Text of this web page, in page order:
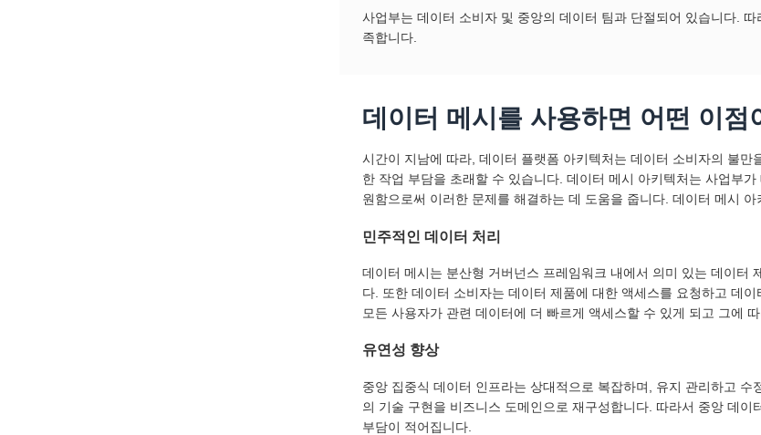
사업부는 데이터 소비자 및 중앙의 데이터 팀과 단절되어 있습니다.
족합니다.
데이터 메시를 사용하면 어떤 이점
시간이 지남에 따라, 데이터 플랫폼 아키텍처는 데이터 소비자의 불
한 작업 부담을 초래할 수 있습니다. 데이터 메시 아키텍처는 사업부
원함으로써 이러한 문제를 해결하는 데 도움을 줍니다. 데이터 메시
민주적인 데이터 처리
데이터 메시는 분산형 거버넌스 프레임워크 내에서 의미 있는 데이터
다. 또한 데이터 소비자는 데이터 제품에 대한 액세스를 요청하고 데
모든 사용자가 관련 데이터에 더 빠르게 액세스할 수 있게 되고 그에
유연성 향상
중앙 집중식 데이터 인프라는 상대적으로 복잡하며, 유지 관리하고
의 기술 구현을 비즈니스 도메인으로 재구성합니다. 따라서 중앙 데
부담이 적어집니다.